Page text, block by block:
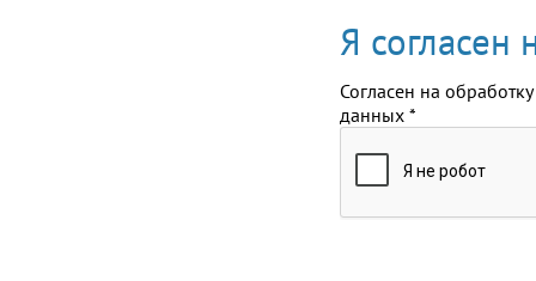
Я согласен
Согласен на обработку
данных *